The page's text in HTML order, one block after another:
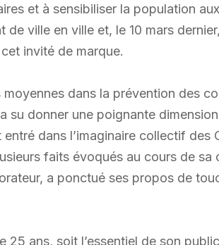
et à sensibiliser la population
ville en ville et, le 10 mars
invité de marque.
dans la prévention des
su donner une poignante
dans l’imaginaire collectif des
faits évoqués au cours de sa
a ponctué ses propos de
25 ans, soit l’essentiel de son